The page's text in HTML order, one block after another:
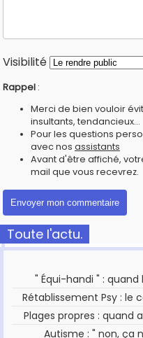
Visibilité
Rappel :
Merci de bien vouloir
insultants, tendancieux...
Pour les questions
avec nos assistants
Avant d'être affiché,
mail que vous recevrez.
Toute l'actu.
" Équi-handi " :
Rétablissement Psy : le
Plages propres : quand
Autisme : " non, ça